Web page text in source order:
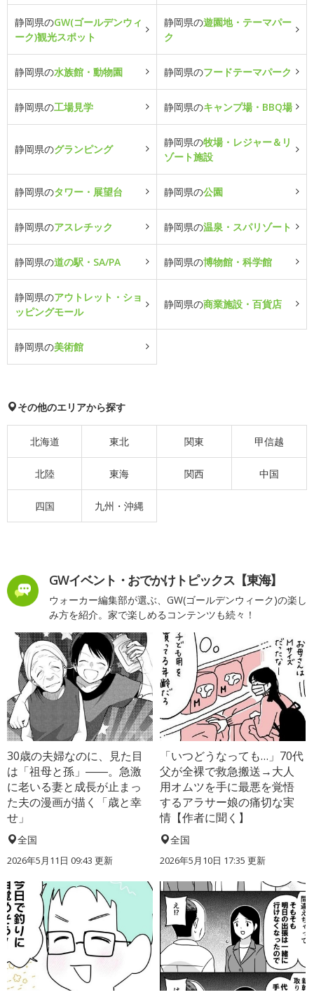
静岡県のGW(ゴールデンウィ
ーク)観光スポット
静岡県の遊園地・テーマパー
ク
静岡県の水族館・動物園 静岡県のフードテーマパーク
静岡県の工場見学 静岡県のキャンプ場・BBQ場
静岡県のグランピング
静岡県の牧場・レジャー＆リ
ゾート施設
静岡県のタワー・展望台 静岡県の公園
静岡県のアスレチック 静岡県の温泉・スパリゾート
静岡県の道の駅・SA/PA 静岡県の博物館・科学館
静岡県のアウトレット・ショ
ッピングモール
静岡県の商業施設・百貨店
静岡県の美術館
その他のエリアから探す
北海道 東北 関東 甲信越
北陸 東海 関西 中国
四国 九州・沖縄
GWイベント・おでかけトピックス【東海】
ウォーカー編集部が選ぶ、GW(ゴールデンウィーク)の楽し
み方を紹介。家で楽しめるコンテンツも続々！
30歳の夫婦なのに、見た目
は「祖母と孫」――。急激
に老いる妻と成長が止まっ
た夫の漫画が描く「歳と幸
せ」
全国
2026年5月11日 09:43 更新
「いつどうなっても…」70代
父が全裸で救急搬送→大人
用オムツを手に最悪を覚悟
するアラサー娘の痛切な実
情【作者に聞く】
全国
2026年5月10日 17:35 更新